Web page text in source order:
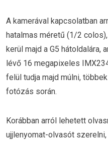
A kamerával kapcsolatban
hatalmas méretű (1/2
kerül majd a G5 hátoldalára,
lévő 16 megapixeles
felül tudja majd múlni,
fotózás során.
Korábban arról lehetett
ujjlenyomat-olvasót